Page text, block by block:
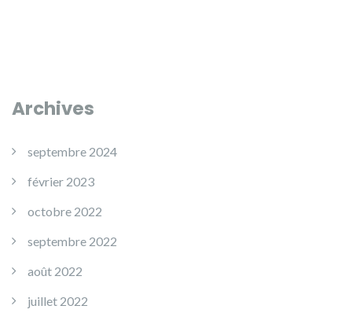
Archives
septembre 2024
février 2023
octobre 2022
septembre 2022
août 2022
juillet 2022